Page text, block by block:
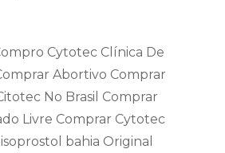
Cytotec Clínica De
Abortivo Comprar
No Brasil Comprar
Livre Comprar Cytotec
bahia Original